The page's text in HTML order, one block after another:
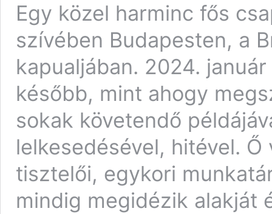
Egy közel harminc fős
szívében Budapesten, a
kapualjában. 2024.
később, mint ahogy
sokak követendő
lelkesedésével, hitével.
tisztelői, egykori
mindig megidézik alakját